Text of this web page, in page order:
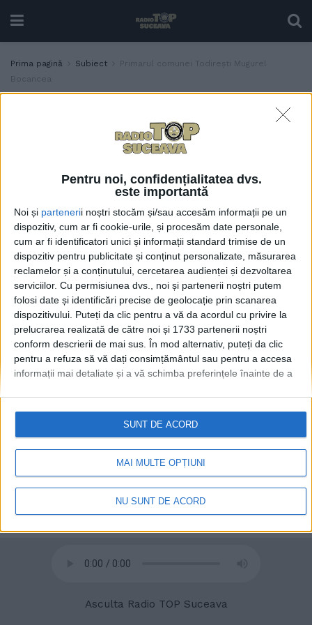
Pentru noi, confidențialitatea dvs.
este importantă
Noi și partenerii noștri stocăm și/sau accesăm informații pe un
dispozitiv, cum ar fi cookie-urile, și procesăm date personale,
cum ar fi identificatori unici și informații standard trimise de un
dispozitiv pentru publicitate și conținut personalizate, măsurarea
reclamelor și a conținutului, cercetarea audienței și dezvoltarea
serviciilor. Cu permisiunea dvs., noi și partenerii noștri putem
folosi date și identificări precise de geolocație prin scanarea
dispozitivului. Puteți da clic pentru a vă da acordul cu privire la
prelucrarea realizată de către noi și 1733 partenerii noștri
conform descrierii de mai sus. În mod alternativ, puteți da clic
pentru a refuza să vă dați consimțământul sau pentru a accesa
informații mai detaliate și a vă schimba preferințele înainte de a
retrageți consimțământul în orice moment, revenind la acest site
și făcând clic pe butonul "Confidențialitate" din partea de jos a
paginii web.
MAI MULTE OPȚIUNI
NU SUNT DE ACORD
SUNT DE ACORD
Prima pagină Subiect
Primarul comunei Todirești Mugurel
Bocancea
La Todirești sînt trei
teren mare. Primarul
Mugurel Bocancea:
Terenurile dispun de
nocturnă și invit tinerii,
copiii și elevii să iasă pe
terenul de sport. Este
gratuit. Sportul înseamnă
sănătate, înseamnă
formarea de caractere
(Foto)
15 AUGUST, 2023
Asculta Radio TOP Suceava